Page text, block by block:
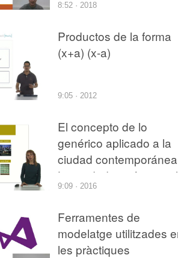
8:52 · 2018
Productos de la forma
(x+a) (x-a)
9:05 · 2012
El concepto de lo
genérico aplicado a la
ciudad
La ciudad genérica y el
espacio basura de
9:09 · 2016
Ferramentes de
modelatge utilitzades
les pràctiques